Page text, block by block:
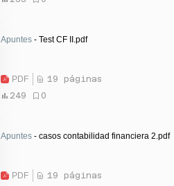
Apuntes - Test CF II.pdf
PDF
19 páginas
249
0
Apuntes - casos contabilidad financiera 2.pdf
PDF
19 páginas